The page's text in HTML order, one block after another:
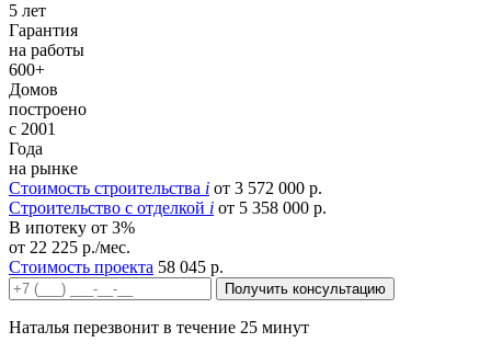
5 лет
Гарантия
на работы
600+
Домов
построено
с 2001
Года
на рынке
Стоимость строительства i от 3 572 000 р.
Строительство c отделкой i от 5 358 000 р.
В ипотеку от 3%
от 22 225 р./мес.
Стоимость проекта 58 045 р.
Получить консультацию
Наталья перезвонит в течение 25 минут